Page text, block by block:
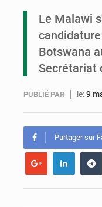
Le Malawi
Botswana
Secrétariat
PUBLIÉ PAR le:9
Partager sur